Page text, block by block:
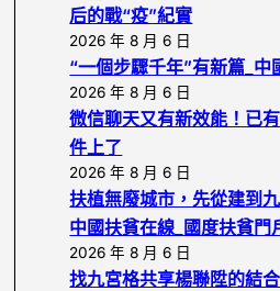
后的戰“疫”紀實
2026 年 8 月 6 日
“一個步驟千年”有新篇_
2026 年 8 月 6 日
微信聊天又有新效能！已
件上了
2026 年 8 月 6 日
扶植無廢城市，先從建到
中國扶貧在線_國度扶貧門
2026 年 8 月 6 日
找九宮格共享楊聯陞的結